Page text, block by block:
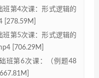
班第4次课：形式逻辑的
[278.59M]
班第5次课：形式逻辑的
[706.29M]
班第6次课：（例题48